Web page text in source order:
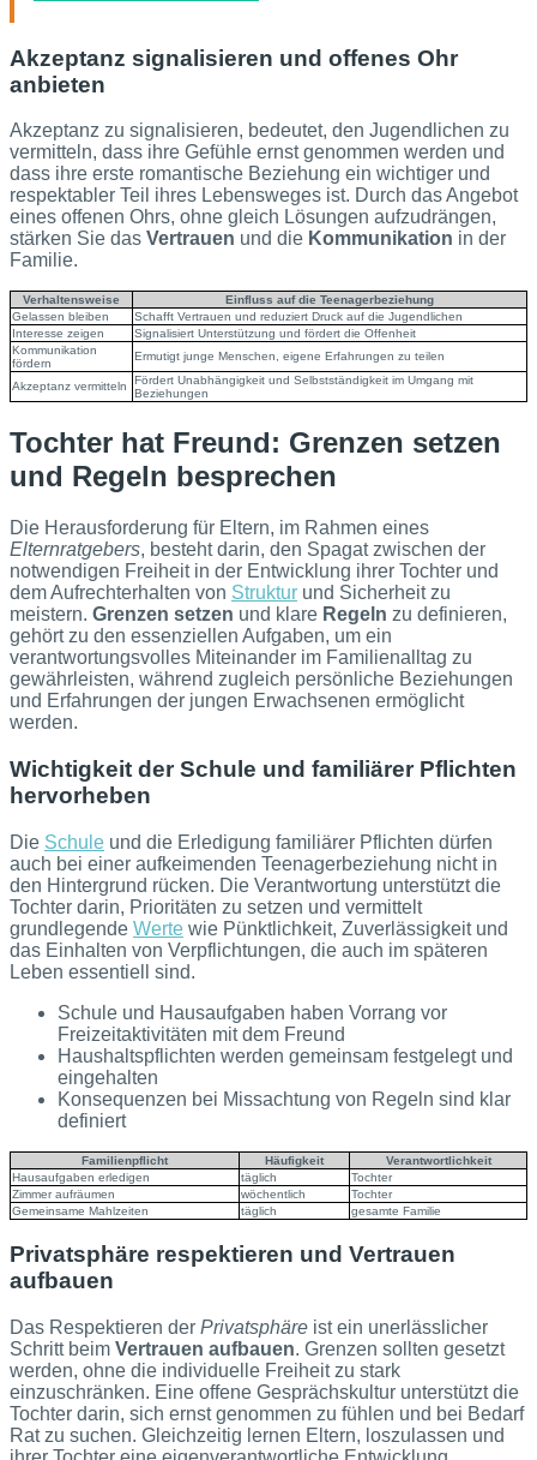
Akzeptanz signalisieren und offenes Ohr
anbieten
Akzeptanz zu signalisieren, bedeutet, den Jugendlichen zu
vermitteln, dass ihre Gefühle ernst genommen werden und
dass ihre erste romantische Beziehung ein wichtiger und
respektabler Teil ihres Lebensweges ist. Durch das Angebot
eines offenen Ohrs, ohne gleich Lösungen aufzudrängen,
stärken Sie das Vertrauen und die Kommunikation in der
Familie.
Verhaltensweise
Einfluss auf die Teenagerbeziehung
Gelassen bleiben
Schafft Vertrauen und reduziert Druck auf die Jugendlichen
Interesse zeigen
Signalisiert Unterstützung und fördert die Offenheit
Kommunikation
fördern
Ermutigt junge Menschen, eigene Erfahrungen zu teilen
Akzeptanz vermitteln
Fördert Unabhängigkeit und Selbstständigkeit im Umgang mit
Beziehungen
Tochter hat Freund: Grenzen setzen
und Regeln besprechen
Die Herausforderung für Eltern, im Rahmen eines
Elternratgebers, besteht darin, den Spagat zwischen der
notwendigen Freiheit in der Entwicklung ihrer Tochter und
dem Aufrechterhalten von Struktur und Sicherheit zu
meistern. Grenzen setzen und klare Regeln zu definieren,
gehört zu den essenziellen Aufgaben, um ein
verantwortungsvolles Miteinander im Familienalltag zu
gewährleisten, während zugleich persönliche Beziehungen
und Erfahrungen der jungen Erwachsenen ermöglicht
werden.
Wichtigkeit der Schule und familiärer Pflichten
hervorheben
Die Schule und die Erledigung familiärer Pflichten dürfen
auch bei einer aufkeimenden Teenagerbeziehung nicht in
den Hintergrund rücken. Die Verantwortung unterstützt die
Tochter darin, Prioritäten zu setzen und vermittelt
grundlegende Werte wie Pünktlichkeit, Zuverlässigkeit und
das Einhalten von Verpflichtungen, die auch im späteren
Leben essentiell sind.
Schule und Hausaufgaben haben Vorrang vor
Freizeitaktivitäten mit dem Freund
Haushaltspflichten werden gemeinsam festgelegt und
eingehalten
Konsequenzen bei Missachtung von Regeln sind klar
definiert
Familienpflicht Häufigkeit
Verantwortlichkeit
Hausaufgaben erledigen
täglich
Tochter
Zimmer aufräumen
wöchentlich
Tochter
Gemeinsame Mahlzeiten
täglich gesamte Familie
Privatsphäre respektieren und Vertrauen
aufbauen
Das Respektieren der Privatsphäre ist ein unerlässlicher
Schritt beim Vertrauen aufbauen. Grenzen sollten gesetzt
werden, ohne die individuelle Freiheit zu stark
einzuschränken. Eine offene Gesprächskultur unterstützt die
Tochter darin, sich ernst genommen zu fühlen und bei Bedarf
Rat zu suchen. Gleichzeitig lernen Eltern, loszulassen und